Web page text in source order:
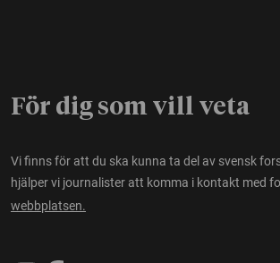
För dig som vill veta
Vi finns för att du ska kunna ta del av svensk
hjälper vi journalister att komma i kontakt med
webbplatsen.